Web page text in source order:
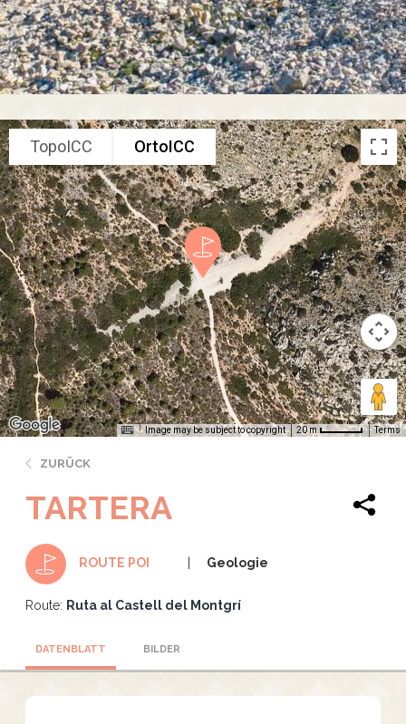
TopoICC OrtoICC
Image may be subject to copyright 20 m Terms
ZURÜCK
TARTERA
ROUTE POI Geologie
Route: Ruta al Castell del Montgrí
DATENBLATT BILDER